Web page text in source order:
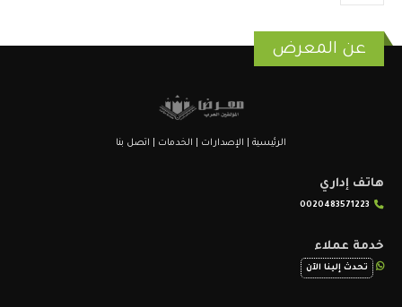
عن المعرض
الرئيسية الإصدارات الخدمات اتصل بنا
هاتف إداري
0020483571223
خدمة عملاء
تحدث إلينا الآن